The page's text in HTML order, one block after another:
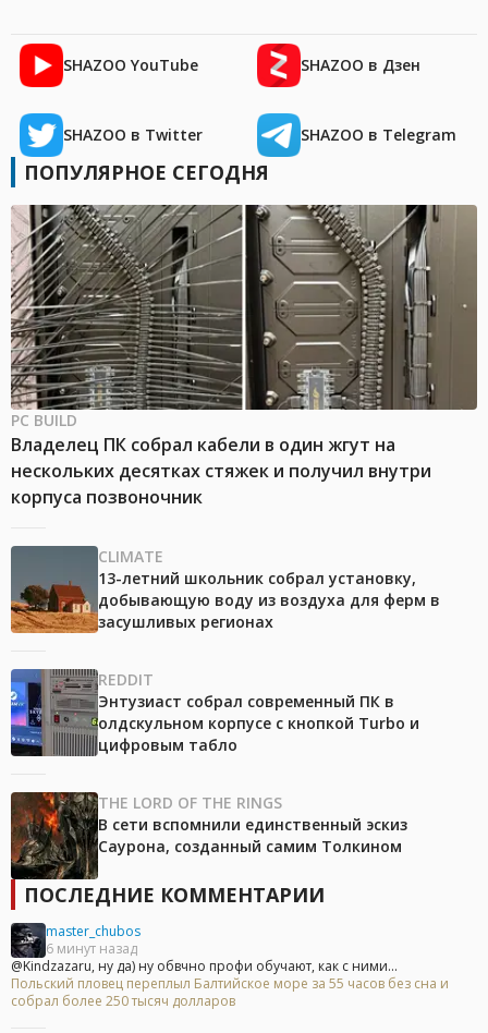
SHAZOO YouTube SHAZOO в Дзен
SHAZOO в Twitter SHAZOO в Telegram
ПОПУЛЯРНОЕ СЕГОДНЯ
PC BUILD
Владелец ПК собрал кабели в один жгут на
нескольких десятках стяжек и получил внутри
корпуса позвоночник
CLIMATE
13-летний школьник собрал установку,
добывающую воду из воздуха для ферм в
засушливых регионах
REDDIT
Энтузиаст собрал современный ПК в
олдскульном корпусе с кнопкой Turbo и
цифровым табло
THE LORD OF THE RINGS
В сети вспомнили единственный эскиз
Саурона, созданный самим Толкином
ПОСЛЕДНИЕ КОММЕНТАРИИ
master_chubos
6 минут назад
@Kindzazaru, ну да) ну обвчно профи обучают, как с ними...
Польский пловец переплыл Балтийское море за 55 часов без сна и
собрал более 250 тысяч долларов